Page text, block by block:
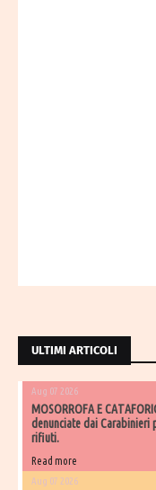
ULTIMI ARTICOLI
Aug 07 2026
MOSORROFA E
denunciate dai
rifiuti.
Read more
Aug 07 2026